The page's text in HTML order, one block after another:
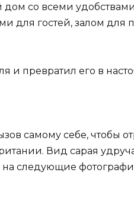
со всеми
для гостей, залом для
и превратил его в
самому себе, чтобы
Вид сарая
на следующие